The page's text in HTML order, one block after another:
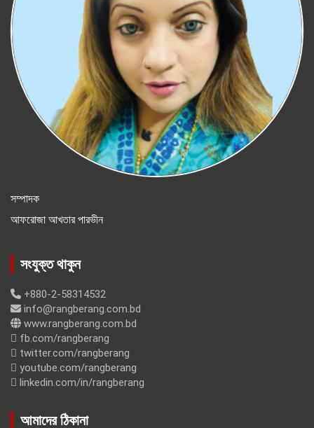
সম্পাদক
আফরোজা আখতার পারভীন
সংযুক্ত থাকুন
+880-2-58314532
info@rangberang.com.bd
www.rangberang.com.bd
fb.com/rangberang
twitter.com/rangberang
youtube.com/rangberang
linkedin.com/in/rangberang
আমাদের ঠিকানা